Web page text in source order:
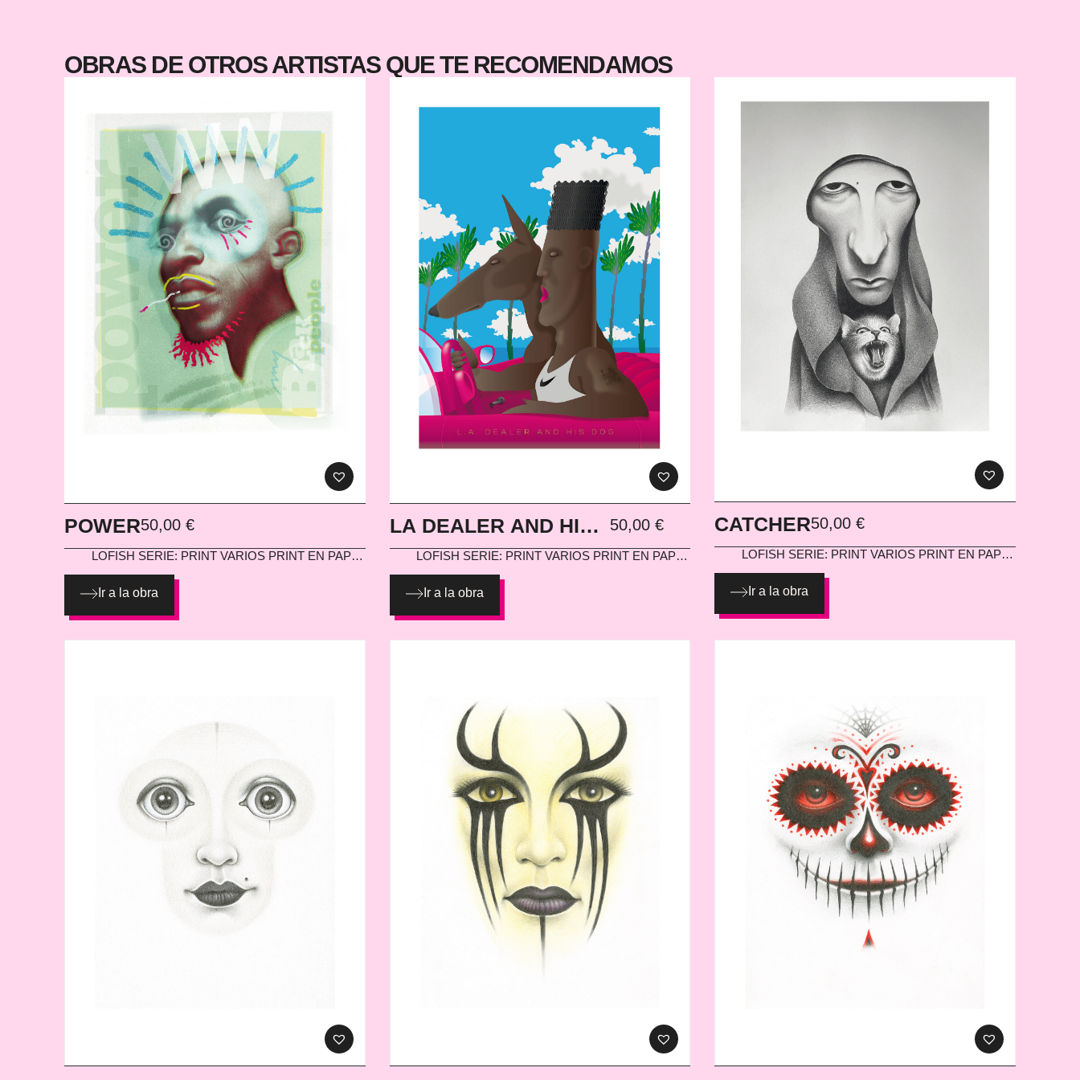
OBRAS DE OTROS ARTISTAS QUE TE RECOMENDAMOS
POWER50,00 €
LOFISH SERIE: PRINT VARIOS PRINT EN PAPEL
Ir a la obra
LA DEALER AND HIS
DOG
50,00€
LOFISH SERIE: PRINT VARIOS PRINT EN PAPEL
Ir a la obra
CATCHER50,00€
LOFISH SERIE: PRINT VARIOS PRINT EN PAPEL
Ir a la obra